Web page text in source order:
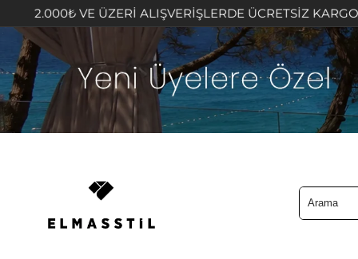
ÜZERİ ALIŞVERİŞLERDE ÜCRETSİZ KARGO FIRSATINI